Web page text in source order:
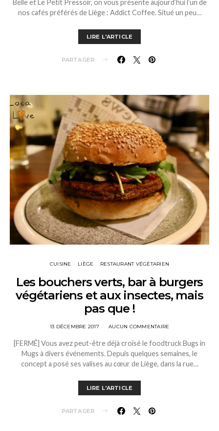
Belle et Le Petit Pressoir, on vous présente aujourd’hui l’un de
nos cafés préférés de Liège : Addict Coffee. Situé un peu…
LIRE L'ARTICLE
PARTAGER
CUISINE LIÈGE RESTAURANT VÉGÉTARIEN
Les bouchers verts, bar à burgers
végétariens et aux insectes, mais
pas que !
13 DÉCEMBRE 2017 AUCUN COMMENTAIRE
[FERMÉ] Vous avez peut-être déjà croisé le foodtruck Bugs in
Mugs à divers événements. Depuis quelques semaines, le
concept a posé ses valises au cœur de Liège, dans la rue…
LIRE L'ARTICLE
PARTAGER